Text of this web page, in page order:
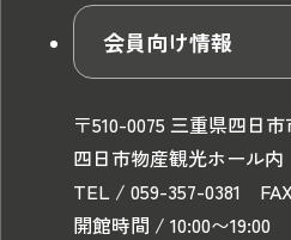
会員向け情報
〒510-0075 三重県四日
四日市物産観光ホール内
TEL / 059-357-0381
開館時間 / 10:00〜19:00